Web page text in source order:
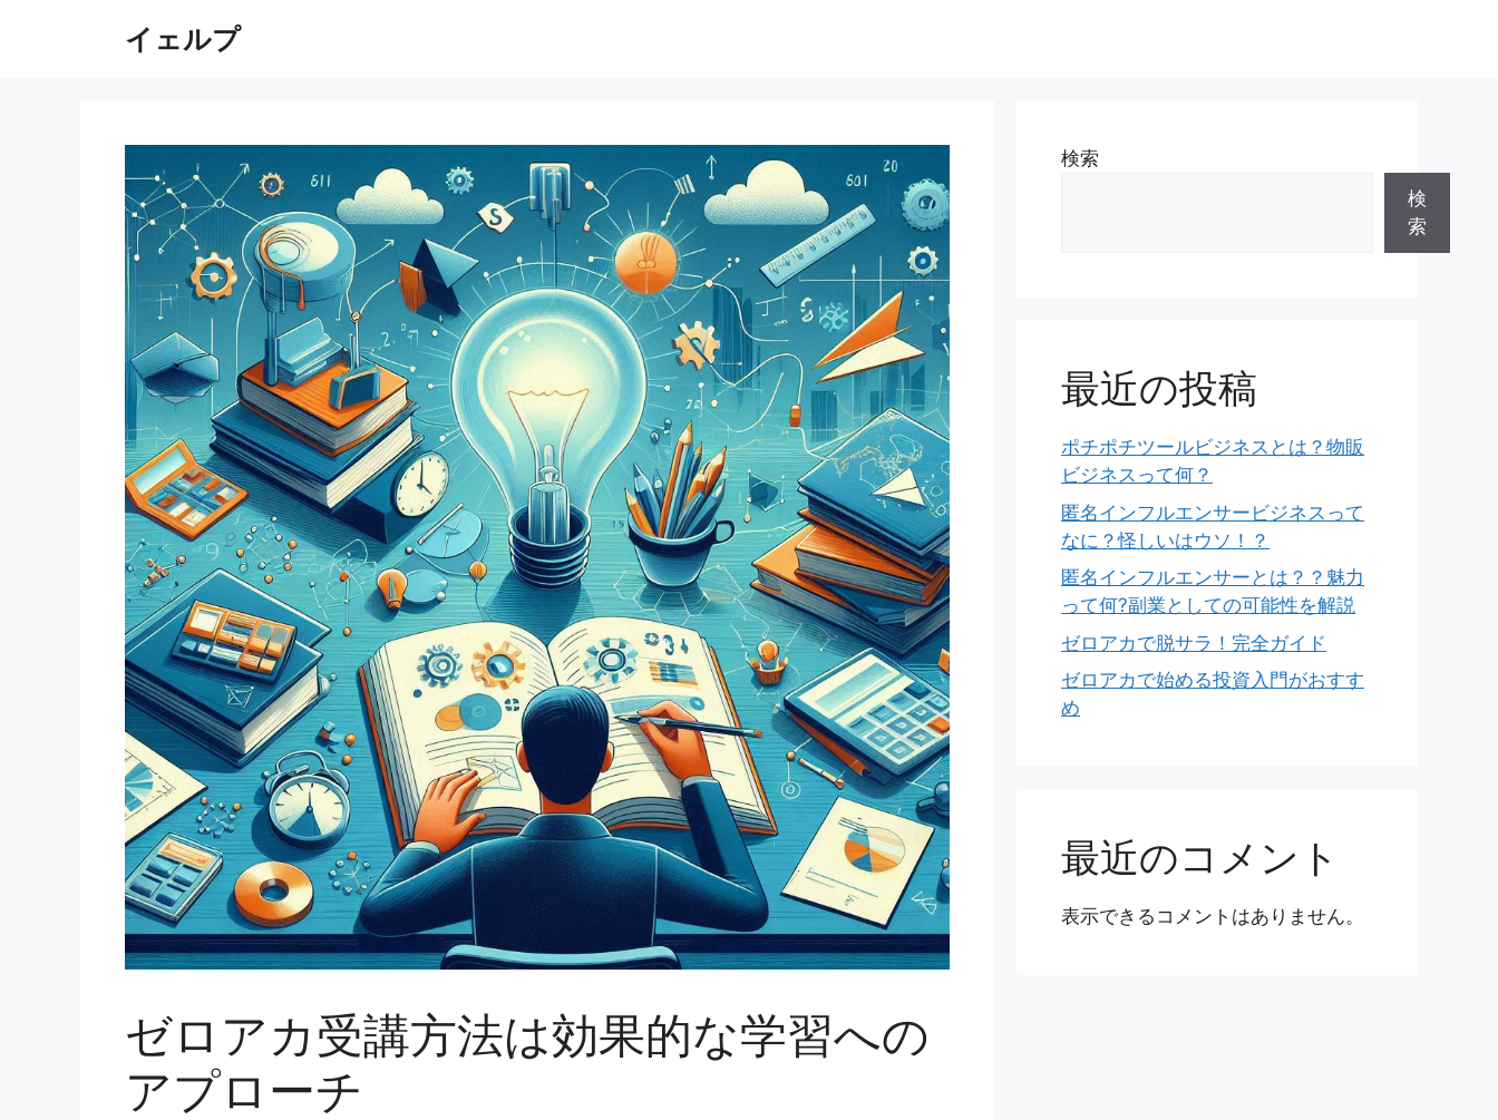
イェルプ
ゼロアカ受講方法は効果的な学習への
アプローチ
検索
検
索
最近の投稿
ポチポチツールビジネスとは？物販
ビジネスって何？
匿名インフルエンサービジネスって
なに？怪しいはウソ！？
匿名インフルエンサーとは？？魅力
って何?副業としての可能性を解説
ゼロアカで脱サラ！完全ガイド
ゼロアカで始める投資入門がおすす
め
最近のコメント
表示できるコメントはありません。